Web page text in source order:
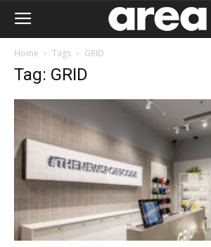
Home Tags GRID
Tag: GRID